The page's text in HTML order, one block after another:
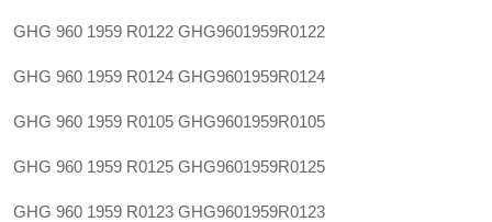
GHG 960 1959 R0122 GHG9601959R0122
GHG 960 1959 R0124 GHG9601959R0124
GHG 960 1959 R0105 GHG9601959R0105
GHG 960 1959 R0125 GHG9601959R0125
GHG 960 1959 R0123 GHG9601959R0123